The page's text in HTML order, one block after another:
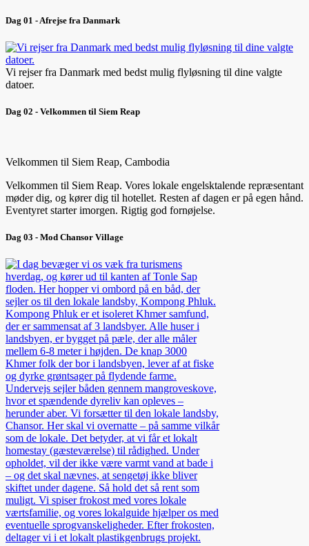
Dag 01 - Afrejse fra Danmark
Vi rejser fra Danmark med bedst mulig flyløsning til dine valgte
datoer.
Dag 02 - Velkommen til Siem Reap
Velkommen til Siem Reap, Cambodia
Velkommen til Siem Reap. Vores lokale engelsktalende repræsentant
møder dig, og kører dig til hotellet. Resten af dagen er på egen hånd.
Eventyret starter imorgen. Rigtig god fornøjelse.
Dag 03 - Mod Chansor Village